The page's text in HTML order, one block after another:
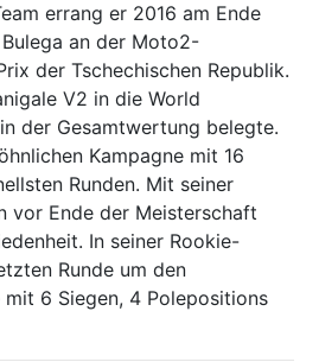
errang er 2016 am Ende
an der Moto2-
der Tschechischen Republik.
V2 in die World
der Gesamtwertung belegte.
Kampagne mit 16
Runden. Mit seiner
vor Ende der Meisterschaft
In seiner Rookie-
Runde um den
6 Siegen, 4 Polepositions